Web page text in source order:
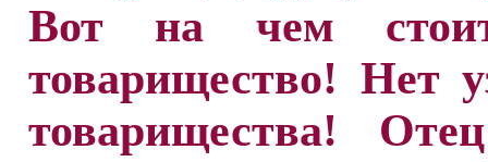
Вот на чем
товарищество! Нет
товарищества!